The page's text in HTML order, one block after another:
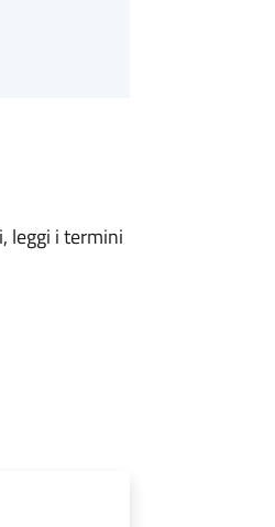
leggi i termini